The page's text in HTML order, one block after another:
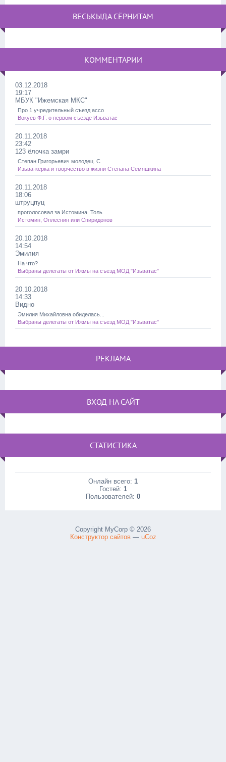
ВЕСЬКЫДА СЁРНИТАМ
КОММЕНТАРИИ
03.12.2018
19:17
МБУК "Ижемская МКС"
Про 1 учредительный съезд ассо
Вокуев Ф.Г. о первом съезде Изьватас
20.11.2018
23:42
123 ёлочка замри
Степан Григорьевич молодец. С
Изьва-керка и творчество в жизни Степана Семяшкина
20.11.2018
18:06
штруцпуц
проголосовал за Истомина. Толь
Истомин, Оплеснин или Спиридонов
20.10.2018
14:54
Эмилия
На что?
Выбраны делегаты от Ижмы на съезд МОД "Изьватас"
20.10.2018
14:33
Видно
Эмилия Михайловна обиделась...
Выбраны делегаты от Ижмы на съезд МОД "Изьватас"
РЕКЛАМА
ВХОД НА САЙТ
СТАТИСТИКА
Онлайн всего: 1
Гостей: 1
Пользователей: 0
Copyright MyCorp © 2026
Конструктор сайтов— uCoz